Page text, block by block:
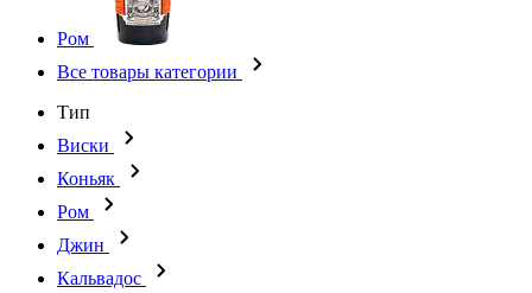
Ром
Все товары категории
Тип
Виски
Коньяк
Ром
Джин
Кальвадос